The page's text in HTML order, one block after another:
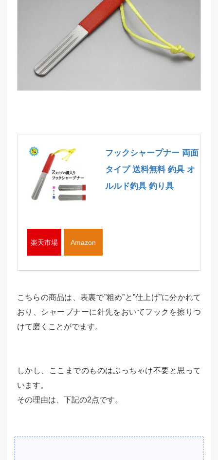
フックシャープナー 両面
タイプ 送料無料 釣具 オ
ルルド釣具 釣り具
楽天市場 Amazon
こちらの商品は、表裏で”粗め”と”仕上げ”に分かれて
おり、シャープナーに針先をおいてフックを擦りつ
けて磨くことがでます。
しかし、ここまでのものはぶっちゃけ不要と思って
います。
その理由は、下記の2点です。